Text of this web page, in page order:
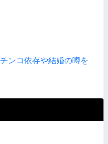
ンコ依存や結婚の噂を